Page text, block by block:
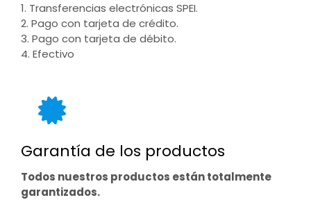
1. Transferencias electrónicas SPEI.
2. Pago con tarjeta de crédito.
3. Pago con tarjeta de débito.
4. Efectivo
Garantía de los productos
Todos nuestros productos están totalmente
garantizados.